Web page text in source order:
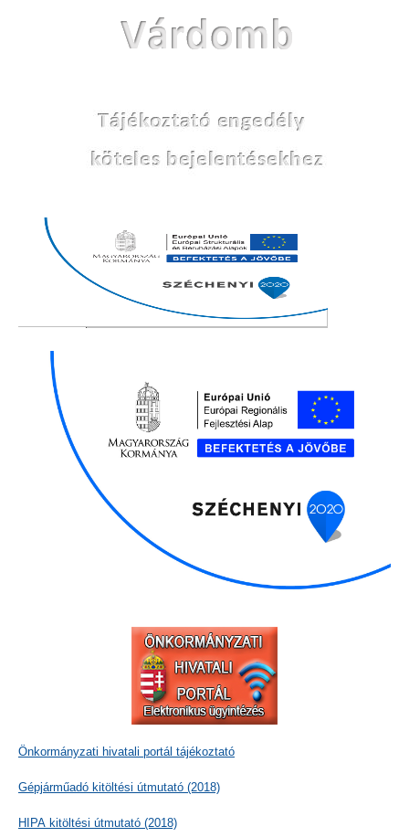
Önkormányzati hivatali portál tájékoztató
Gépjárműadó kitöltési útmutató (2018)
HIPA kitöltési útmutató (2018)